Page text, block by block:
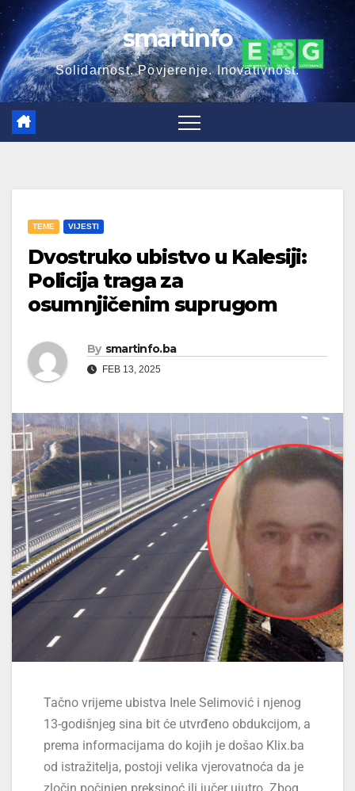
smartinfo
Solidarnost. Povjerenje. Inovativnost.
TEME VIJESTI
Dvostruko ubistvo u Kalesiji:
Policija traga za
osumnjičenim suprugom
By smartinfo.ba
FEB 13, 2025
Tačno vrijeme ubistva Inele Selimović i njenog
13-godišnjeg sina bit će utvrđeno obdukcijom, a
prema informacijama do kojih je došao Klix.ba
od istražitelja, postoji velika vjerovatnoća da je